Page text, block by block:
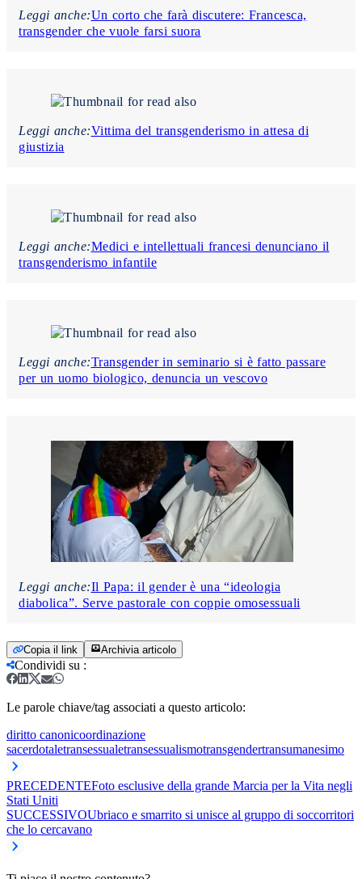
Leggi anche:Un corto che farà discutere: Francesca,
transgender che vuole farsi suora
Leggi anche:Vittima del transgenderismo in attesa di
giustizia
Leggi anche:Medici e intellettuali francesi denunciano il
transgenderismo infantile
Leggi anche:Transgender in seminario si è fatto passare
per un uomo biologico, denuncia un vescovo
Leggi anche:Il Papa: il gender è una “ideologia
diabolica”. Serve pastorale con coppie omosessuali
Copia il link Archivia articolo
Condividi su :
Le parole chiave/tag associati a questo articolo:
diritto canonicoordinazione
sacerdotaletransessualetransessualismotransgendertransumanesimo
PRECEDENTEFoto esclusive della grande Marcia per la Vita negli
Stati Uniti
SUCCESSIVOUbriaco e smarrito si unisce al gruppo di soccorritori
che lo cercavano